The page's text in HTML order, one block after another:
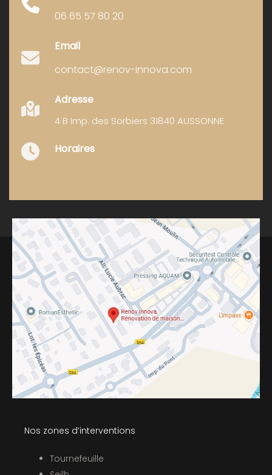
06 65 57 80 20
Email
contact@renov-innova.com
Adresse
4 B Imp. des Sorbiers 31840 AUSSONNE
Horaires
Nos zones d’interventions
Tournefeuille